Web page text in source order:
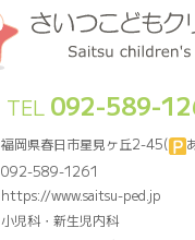
TEL 092-589-
福岡県春日市星見ヶ丘2-45(
092-589-1261
https://www.saitsu-ped.jp
小児科・新生児内科